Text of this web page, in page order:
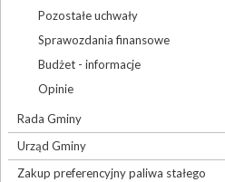
Pozostałe uchwały
Sprawozdania finansowe
Budżet - informacje
Opinie
Rada Gminy
Urząd Gminy
Zakup preferencyjny paliwa stałego